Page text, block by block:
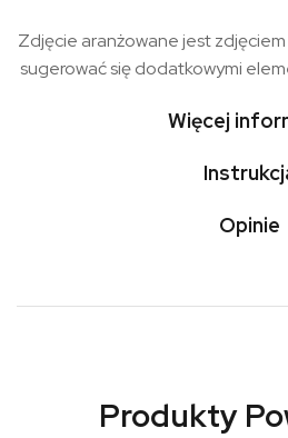
Zdjęcie aranżowane jest
sugerować się dodatkowymi
Więcej
Opinie
Produkty